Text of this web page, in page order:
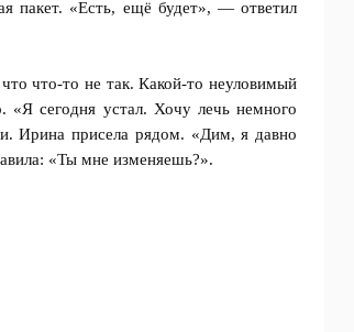
пакет. «Есть, ещё будет», — ответил
что-то не так. Какой-то неуловимый
сегодня устал. Хочу лечь немного
Ирина присела рядом. «Дим, я давно
«Ты мне изменяешь?».